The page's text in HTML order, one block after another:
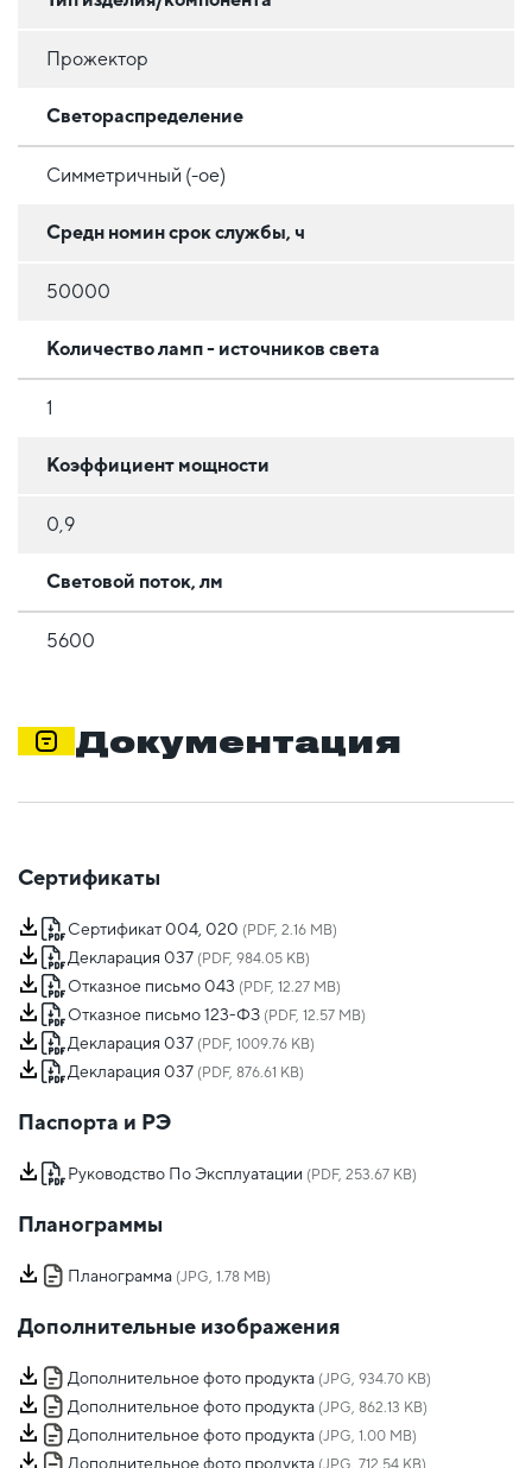
Прожектор
Светораспределение
Симметричный (-ое)
Средн номин срок службы, ч
50000
Количество ламп - источников света
1
Коэффициент мощности
0,9
Световой поток, лм
5600
Документация
Сертификаты
Сертификат 004, 020 (PDF, 2.16 MB)
Декларация 037 (PDF, 984.05 KB)
Отказное письмо 043 (PDF, 12.27 MB)
Отказное письмо 123-ФЗ (PDF, 12.57 MB)
Декларация 037 (PDF, 1009.76 KB)
Декларация 037 (PDF, 876.61 KB)
Паспорта и РЭ
Руководство По Эксплуатации (PDF, 253.67 KB)
Планограммы
Планограмма (JPG, 1.78 MB)
Дополнительные изображения
Дополнительное фото продукта (JPG, 934.70 KB)
Дополнительное фото продукта (JPG, 862.13 KB)
Дополнительное фото продукта (JPG, 1.00 MB)
Дополнительное фото продукта